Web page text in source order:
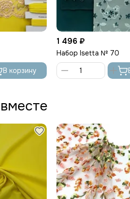
В корзину
1 496 ₽
Набор Isetta № 70